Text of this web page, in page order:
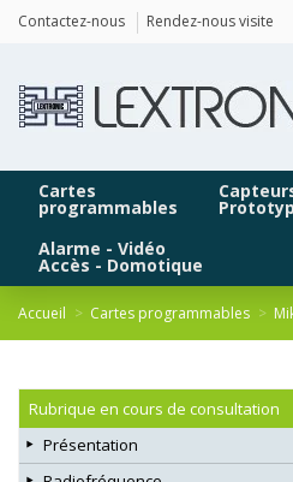
Contactez-nous Rendez-nous visite
Cartes
programmables
Alarme - Vidéo
Accès - Domotique
Accueil Cartes programmables
Rubrique en cours de consultation
Présentation
Panneau de gestion des cookies